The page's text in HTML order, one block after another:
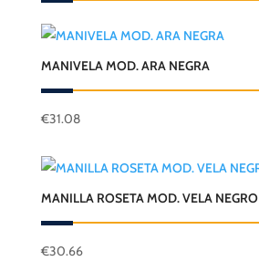
MANIVELA MOD. ARA NEGRA
€31.08
MANILLA ROSETA MOD. VELA NEGRO
€30.66